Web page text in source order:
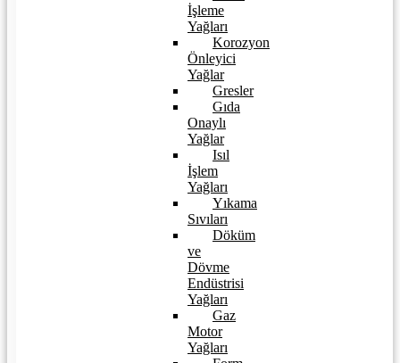
İşleme
Yağları
Korozyon
Önleyici
Yağlar
Gresler
Gıda
Onaylı
Yağlar
Isıl
İşlem
Yağları
Yıkama
Sıvıları
Döküm
ve
Dövme
Endüstrisi
Yağları
Gaz
Motor
Yağları